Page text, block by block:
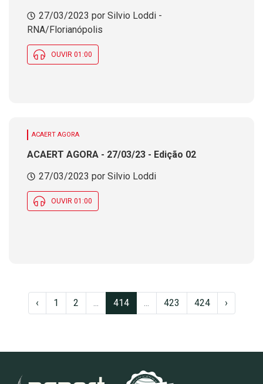
27/03/2023 por Silvio Loddi -
RNA/Florianópolis
OUVIR 01:00
ACAERT AGORA
ACAERT AGORA - 27/03/23 - Edição 02
27/03/2023 por Silvio Loddi
OUVIR 01:00
‹ 1 2 ... 414 ... 423 424 ›